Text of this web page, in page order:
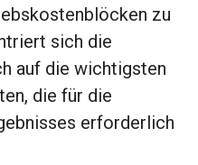
zu
sich die
auf die wichtigsten
die für die
erforderlich